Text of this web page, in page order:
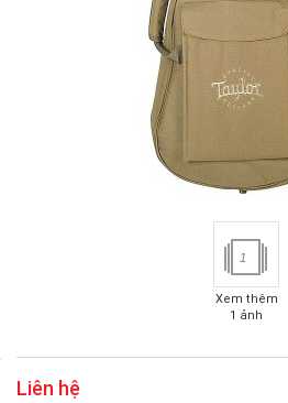
1
Xem thêm
1 ảnh
Liên hệ